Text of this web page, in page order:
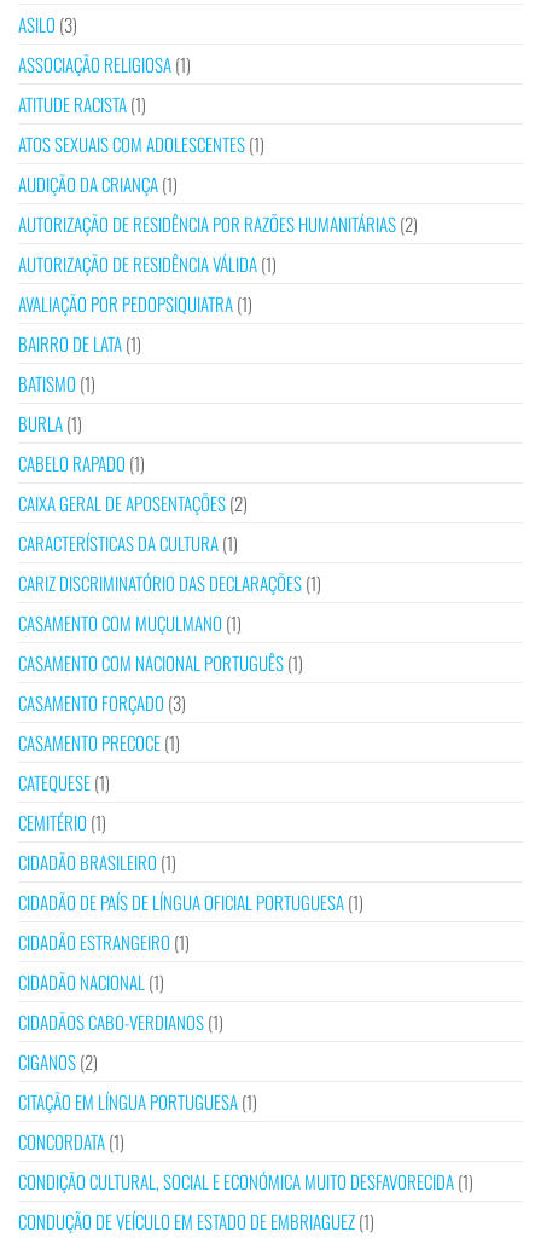
ASILO (3)
ASSOCIAÇÃO RELIGIOSA(1)
ATITUDE RACISTA(1)
ATOS SEXUAIS COM ADOLESCENTES(1)
AUDIÇÃO DA CRIANÇA(1)
AUTORIZAÇÃO DE RESIDÊNCIA POR RAZÕES HUMANITÁRIAS(2)
AUTORIZAÇÃO DE RESIDÊNCIA VÁLIDA(1)
AVALIAÇÃO POR PEDOPSIQUIATRA(1)
BAIRRO DE LATA(1)
BATISMO (1)
BURLA(1)
CABELO RAPADO (1)
CAIXA GERAL DE APOSENTAÇÕES(2)
CARACTERÍSTICAS DA CULTURA(1)
CARIZ DISCRIMINATÓRIO DAS DECLARAÇÕES(1)
CASAMENTO COM MUÇULMANO (1)
CASAMENTO COM NACIONAL PORTUGUÊS(1)
CASAMENTO FORÇADO (3)
CASAMENTO PRECOCE(1)
CATEQUESE(1)
CEMITÉRIO (1)
CIDADÃO BRASILEIRO (1)
CIDADÃO DE PAÍS DE LÍNGUA OFICIAL PORTUGUESA(1)
CIDADÃO ESTRANGEIRO (1)
CIDADÃO NACIONAL (1)
CIDADÃOS CABO-VERDIANOS(1)
CIGANOS(2)
CITAÇÃO EM LÍNGUA PORTUGUESA(1)
CONCORDATA(1)
CONDIÇÃO CULTURAL, SOCIAL E ECONÓMICA MUITO DESFAVORECIDA(1)
CONDUÇÃO DE VEÍCULO EM ESTADO DE EMBRIAGUEZ(1)